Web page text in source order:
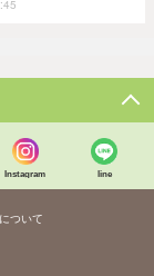
Instagram line
ついて